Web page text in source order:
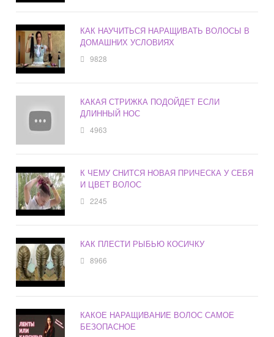
КАК НАУЧИТЬСЯ НАРАЩИВАТЬ ВОЛОСЫ В
ДОМАШНИХ УСЛОВИЯХ
9828
КАКАЯ СТРИЖКА ПОДОЙДЕТ ЕСЛИ
ДЛИННЫЙ НОС
4963
К ЧЕМУ СНИТСЯ НОВАЯ ПРИЧЕСКА У СЕБЯ
И ЦВЕТ ВОЛОС
2245
КАК ПЛЕСТИ РЫБЬЮ КОСИЧКУ
8966
КАКОЕ НАРАЩИВАНИЕ ВОЛОС САМОЕ
БЕЗОПАСНОЕ